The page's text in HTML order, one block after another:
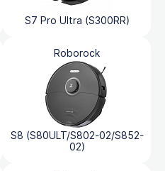
S7 Pro Ultra (S300RR)
Roborock
S8 (S80ULT/S802-02/S852-
02)